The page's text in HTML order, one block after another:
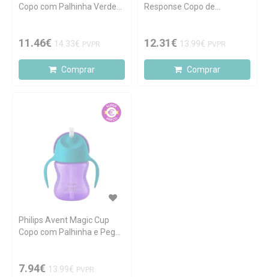
Copo com Palhinha Verde
11.46€ 14.33€ PVPR
Comprar
Response Copo de
12.31€ 13.99€ PVPR
Comprar
Philips Avent Magic Cup
Copo com Palhinha e Pegas
7.94€ 13.99€ PVPR